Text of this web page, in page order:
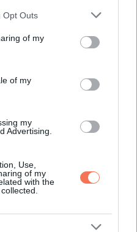
uses one or more Google
behaviour. You may click to
and its third-party tags to
purposes in below Google
Opt Outs
of my
of my
my
Advertising.
Use,
of my
with the
jönnél, most már
Ezer gondolat futott át
elnyomott.
szmokingot, a virágokat, a
elmondanom az igazat.
hogyan lettem hajléktalan,
bajba sodorni.